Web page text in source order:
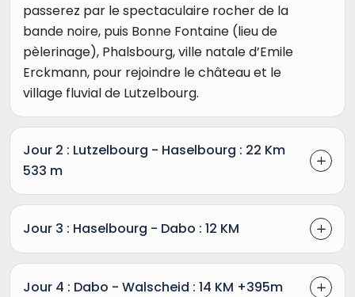
passerez par le spectaculaire rocher de la
bande noire, puis Bonne Fontaine (lieu de
pèlerinage), Phalsbourg, ville natale d’Emile
Erckmann, pour rejoindre le château et le
village fluvial de Lutzelbourg.
Jour 2 : Lutzelbourg - Haselbourg : 22 Km
533 m
Jour 3 : Haselbourg - Dabo : 12 KM
Jour 4 : Dabo - Walscheid : 14 KM +395m